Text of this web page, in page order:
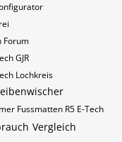
Forum
GJR
Lochkreis
Fussmatten R5 E-Tech
Vergleich